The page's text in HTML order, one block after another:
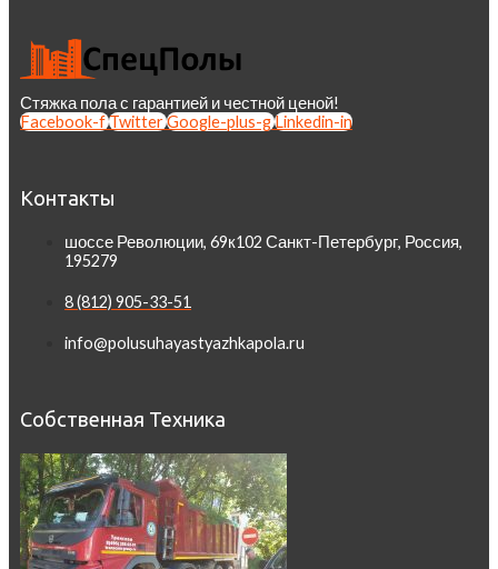
Стяжка пола с гарантией и честной ценой!
Facebook-fTwitterGoogle-plus-gLinkedin-in
Контакты
шоссе Революции, 69к102 Санкт-Петербург, Россия,
195279
8 (812) 905-33-51
info@polusuhayastyazhkapola.ru
Собственная Техника